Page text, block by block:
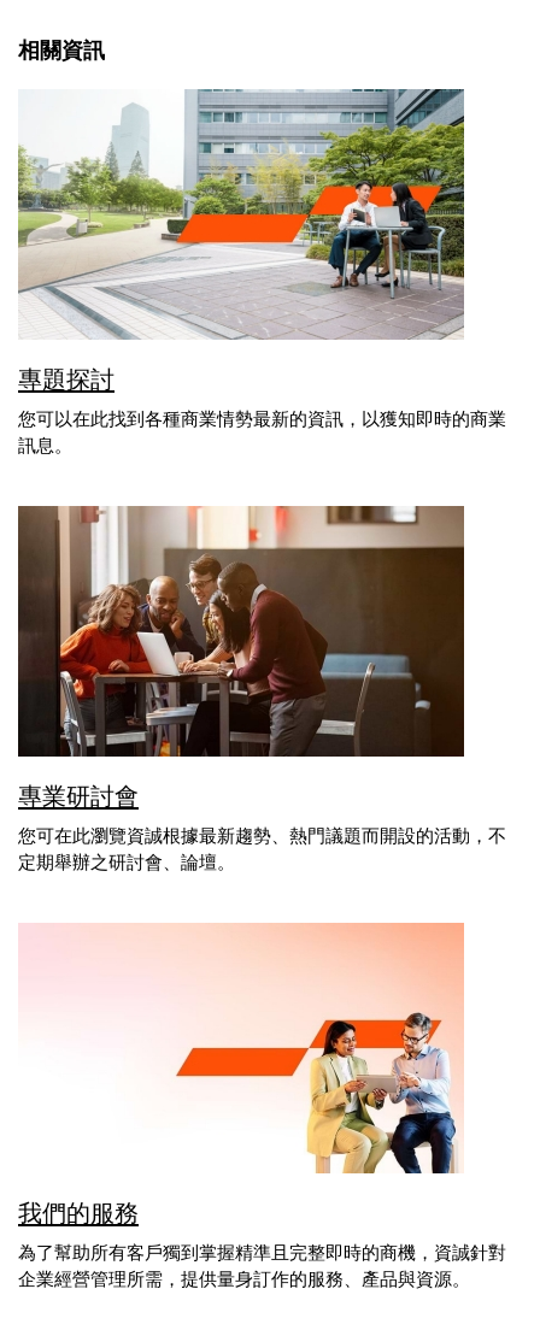
相關資訊
專題探討
您可以在此找到各種商業情勢最新的資訊，以獲知即時的商業
訊息。
專業研討會
您可在此瀏覽資誠根據最新趨勢、熱門議題而開設的活動，不
定期舉辦之研討會、論壇。
我們的服務
為了幫助所有客戶獨到掌握精準且完整即時的商機，資誠針對
企業經營管理所需，提供量身訂作的服務、產品與資源。